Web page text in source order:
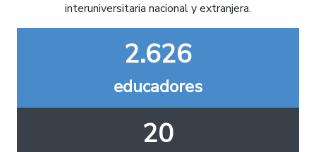
interuniversitaria nacional y extranjera.
2.626
educadores
20